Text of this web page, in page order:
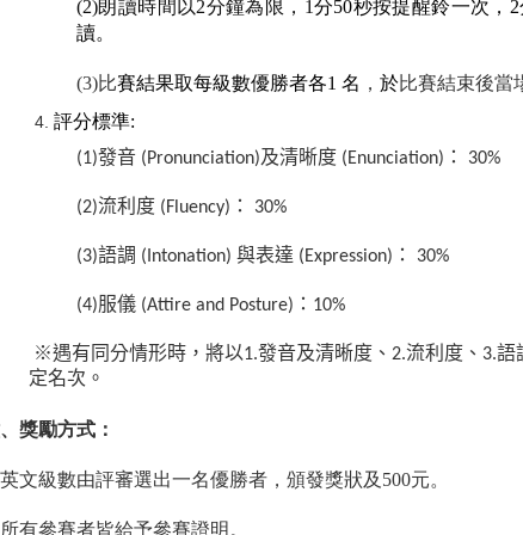
(2)朗讀時間以2分鐘為限，1分50秒按提醒鈴一次，2
讀。
(3)比賽結果取每級數優勝者各1 名 ， 於比賽結束後當
評分標準:
(1)發音 (Pronunciation)及清晰度 (Enunciation) ： 30%
(2)流利度 (Fluency) ： 30%
(3)語調 (Intonation) 與表達 (Expression) ： 30%
(4)服儀 (Attire and Posture) ： 10%
※遇有同分情形時，將以1.發音及清晰度、 2.流利度、3.語
定名次。
獎勵方式：
文級數由評審選出一名優勝者，頒發獎狀及500元。
所有參賽者皆給予參賽證明。